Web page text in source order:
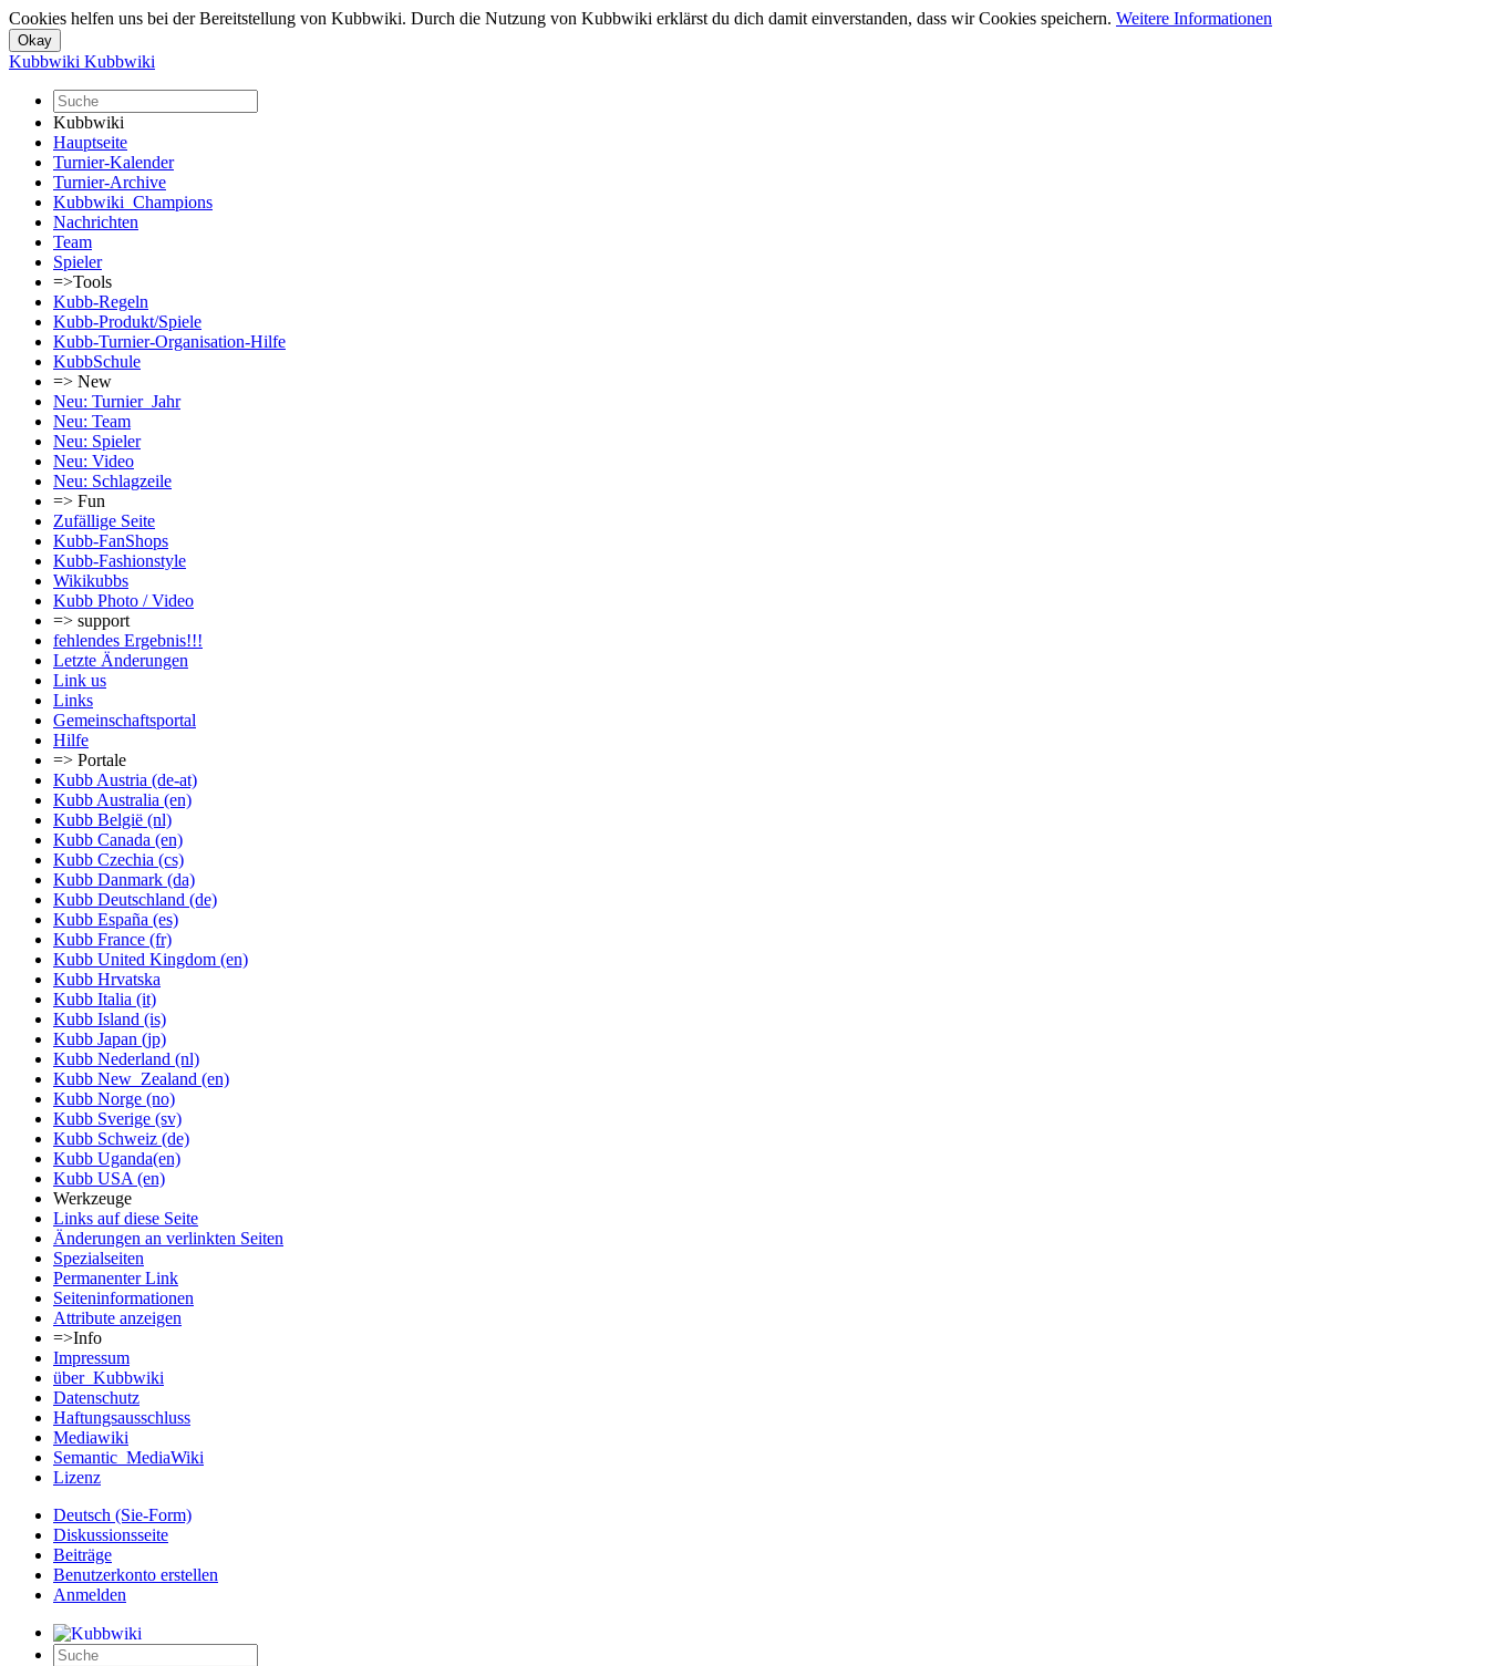
Cookies helfen uns bei der Bereitstellung von Kubbwiki. Durch die Nutzung von Kubbwiki erklärst du dich damit einverstanden, dass wir Cookies speichern. Weitere Informationen
Kubbwiki Kubbwiki
Kubbwiki
Hauptseite
Turnier-Kalender
Turnier-Archive
Kubbwiki_Champions
Nachrichten
Team
Spieler
=>Tools
Kubb-Regeln
Kubb-Produkt/Spiele
Kubb-Turnier-Organisation-Hilfe
KubbSchule
=> New
Neu: Turnier_Jahr
Neu: Team
Neu: Spieler
Neu: Video
Neu: Schlagzeile
=> Fun
Zufällige Seite
Kubb-FanShops
Kubb-Fashionstyle
Wikikubbs
Kubb Photo / Video
=> support
fehlendes Ergebnis!!!
Letzte Änderungen
Link us
Links
Gemeinschafts­portal
Hilfe
=> Portale
Kubb Austria (de-at)
Kubb Australia (en)
Kubb België (nl)
Kubb Canada (en)
Kubb Czechia (cs)
Kubb Danmark (da)
Kubb Deutschland (de)
Kubb España (es)
Kubb France (fr)
Kubb United Kingdom (en)
Kubb Hrvatska
Kubb Italia (it)
Kubb Island (is)
Kubb Japan (jp)
Kubb Nederland (nl)
Kubb New_Zealand (en)
Kubb Norge (no)
Kubb Sverige (sv)
Kubb Schweiz (de)
Kubb Uganda(en)
Kubb USA (en)
Werkzeuge
Links auf diese Seite
Änderungen an verlinkten Seiten
Spezialseiten
Permanenter Link
Seiten­informationen
Attribute anzeigen
=>Info
Impressum
über_Kubbwiki
Datenschutz
Haftungsausschluss
Mediawiki
Semantic_MediaWiki
Lizenz
Deutsch (Sie-Form)‎
Diskussionsseite
Beiträge
Benutzerkonto erstellen
Anmelden